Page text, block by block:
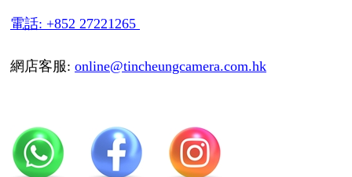
電話: +852 27221265
網店客服: online@tincheungcamera.com.hk